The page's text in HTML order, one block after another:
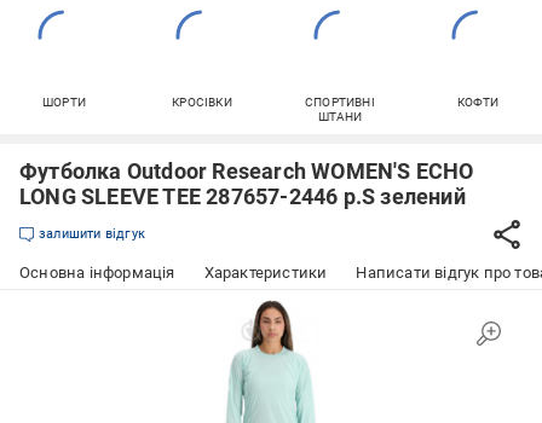
ШОРТИ КРОСІВКИ
СПОРТИВНІ
ШТАНИ
КОФТИ
Футболка Outdoor Research WOMEN'S ECHO
LONG SLEEVE TEE 287657-2446 р.S зелений
залишити відгук
Основна інформація Характеристики Написати відгук про